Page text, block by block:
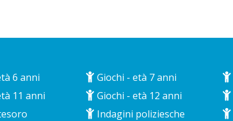
6 anni Giochi - età 7 anni
11 anni Giochi - età 12 anni
Indagini poliziesche